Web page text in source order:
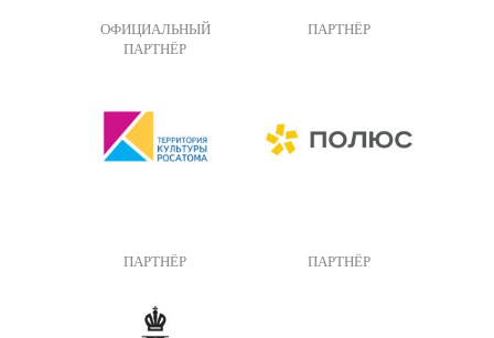
ОФИЦИАЛЬНЫЙ
ПАРТНЁР
ПАРТНЁР
ПАРТНЁР ПАРТНЁР